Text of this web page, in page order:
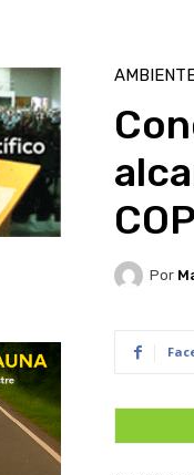
Por